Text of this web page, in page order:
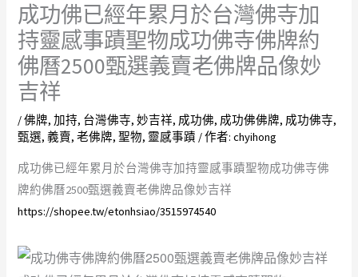
成功佛已經年累月於台灣佛寺加
持靈感事蹟聖物成功佛寺佛牌約
佛曆2500甄選義賣老佛牌品像妙
吉祥
/佛牌,加持, 台灣佛寺,妙吉祥, 成功佛, 成功佛佛牌, 成功佛寺,
甄選,義賣,老佛牌,聖物, 靈感事蹟 / 作者:chyihong
成功佛已經年累月於台灣佛寺加持靈感事蹟聖物成功佛寺佛
牌約佛曆2500甄選義賣老佛牌品像妙吉祥
https://shopee.tw/etonhsiao/3515974540